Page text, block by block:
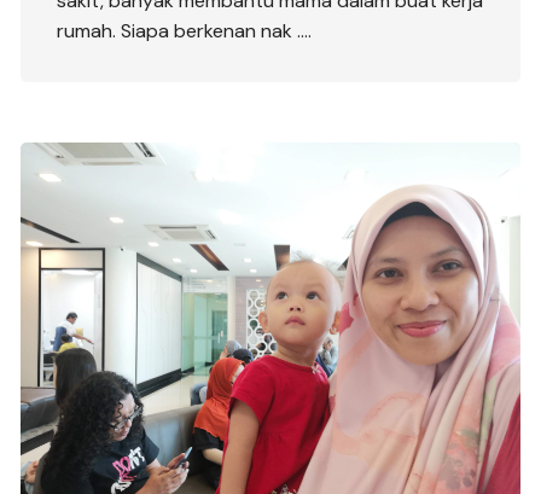
rumah. Siapa berkenan nak ….